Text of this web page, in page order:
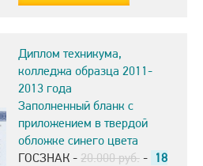
Диплом техникума,
колледжа образца 2011-
2013 года
Заполненный бланк с
приложением в твердой
обложке синего цвета
ГОСЗНАК - 20.000 руб. - 18